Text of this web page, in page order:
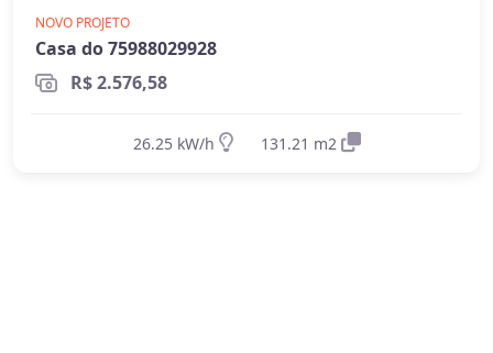
Qual escolher?
Para a maioria dos consumidores, o sistema
econômico e eficiente. O sistema off-grid só é
NOVO PROJETO
Casa do 75988029928
R$ 2.576,58
26.25 kW/h 131.21 m2